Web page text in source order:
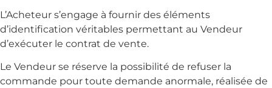
L’Acheteur s’engage à fournir des éléments
d’identification véritables permettant au Vendeur
d’exécuter le contrat de vente.
Le Vendeur se réserve la possibilité de refuser la
commande pour toute demande anormale, réalisée de